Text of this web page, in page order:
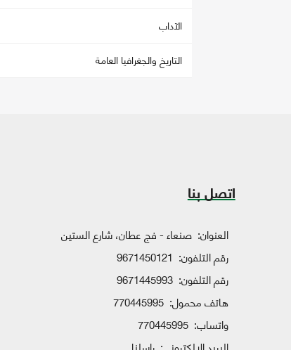
الآداب
التاريخ والجغرافيا العامة
اتصل بنا
العنوان: صنعاء - فج عطان، شارع الستين
رقم التلفون: 9671450121
رقم التلفون: 9671445993
هاتف محمول: 770445995
واتساب: 770445995